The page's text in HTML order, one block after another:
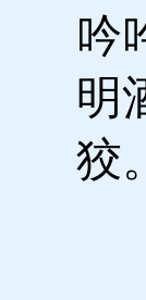
吟
明
狡。